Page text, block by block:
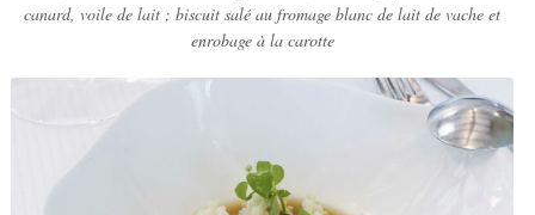
canard, voile de lait ; biscuit salé au fromage blanc de lait de vache et
enrobage à la carotte